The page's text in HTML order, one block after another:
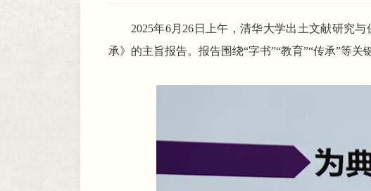
2025年6月26日上午，清华大学出土文献研究
承》的主旨报告。报告围绕“字书”“教育”“传承”等